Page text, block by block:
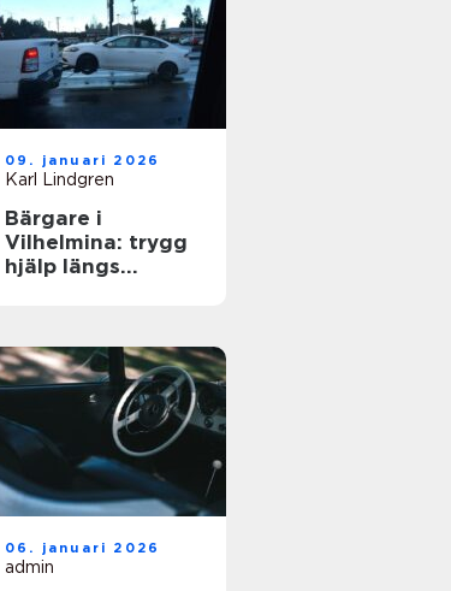
09. januari 2026
Karl Lindgren
Bärgare i
Vilhelmina: trygg
hjälp längs
06. januari 2026
admin